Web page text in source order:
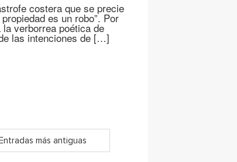
costera que se precie
es un robo”. Por
verborrea poética de
las intenciones de […]
Entradas más antiguas